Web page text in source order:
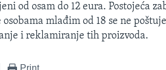
od osam do 12 eura. Postojeća
mlađim od 18 se ne
i reklamiranje tih proizvoda.
Print